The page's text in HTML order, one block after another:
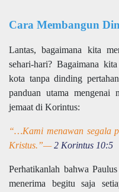
Cara Membangun
Lantas, bagaimana kita
sehari-hari? Bagaimana
kota tanpa dinding
panduan utama mengenai
jemaat di Korintus:
“…Kami menawan segala
Kristus.”—2 Korintus 10:5
Perhatikanlah bahwa
menerima begitu saja